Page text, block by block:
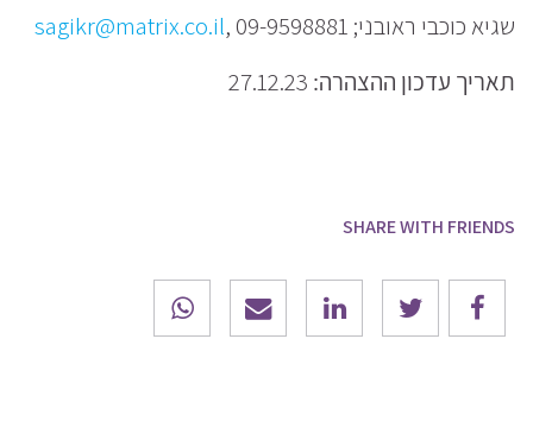
שגיא כוכבי ראובני;
sagikr@matrix.co.il, 09-9598881
תאריך עדכון ההצהרה:
SHARE WITH FRIENDS